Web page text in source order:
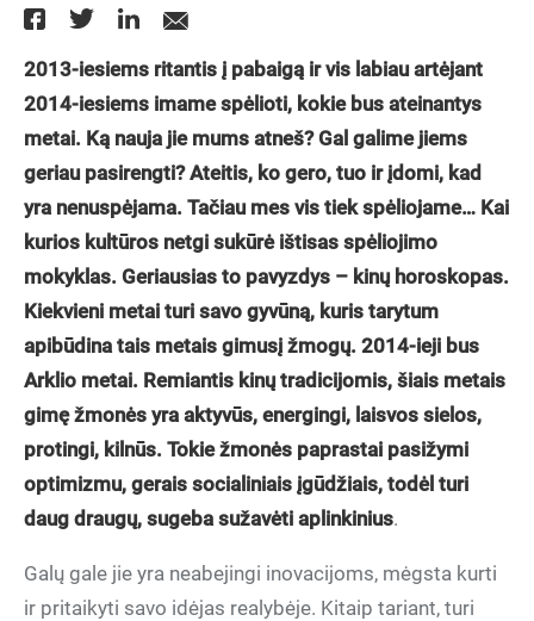
2013-iesiems ritantis į pabaigą ir vis labiau artėjant
2014-iesiems imame spėlioti, kokie bus ateinantys
metai. Ką nauja jie mums atneš? Gal galime jiems
geriau pasirengti? Ateitis, ko gero, tuo ir įdomi, kad
yra nenuspėjama. Tačiau mes vis tiek spėliojame… Kai
kurios kultūros netgi sukūrė ištisas spėliojimo
mokyklas. Geriausias to pavyzdys – kinų horoskopas.
Kiekvieni metai turi savo gyvūną, kuris tarytum
apibūdina tais metais gimusį žmogų. 2014-ieji bus
Arklio metai. Remiantis kinų tradicijomis, šiais metais
gimę žmonės yra aktyvūs, energingi, laisvos sielos,
protingi, kilnūs. Tokie žmonės paprastai pasižymi
optimizmu, gerais socialiniais įgūdžiais, todėl turi
daug draugų, sugeba sužavėti aplinkinius.
Galų gale jie yra neabejingi inovacijoms, mėgsta kurti
ir pritaikyti savo idėjas realybėje. Kitaip tariant, turi